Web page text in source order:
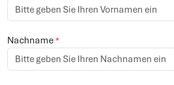
Villinger Str. 9, 78073 Bad
Vorname*